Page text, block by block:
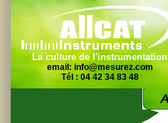
La culture de l'instrumentation
email: info@mesurez.com
Tél : 04 42 34 83 48